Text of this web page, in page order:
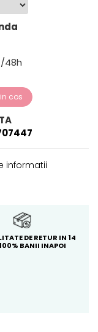
48h
cos
informatii
DE RETUR IN 14
BANII INAPOI